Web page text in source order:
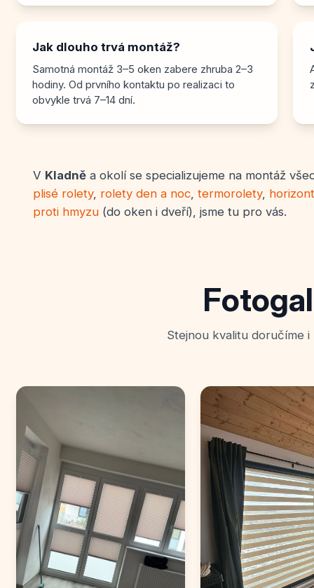
Jak dlouho trvá montáž?
Samotná montáž 3–5 oken zabere zhruba 2–3
hodiny. Od prvního kontaktu po realizaci to
obvykle trvá 7–14 dní.
V Kladně a okolí se specializujeme na montáž
plisé rolety, rolety den a noc, termorolety,
proti hmyzu (do oken i dveří), jsme tu pro vás.
Stejnou kvalitu doručíme i